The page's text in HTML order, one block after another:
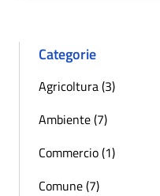
Categorie
Agricoltura (3)
Ambiente (7)
Commercio (1)
Comune (7)